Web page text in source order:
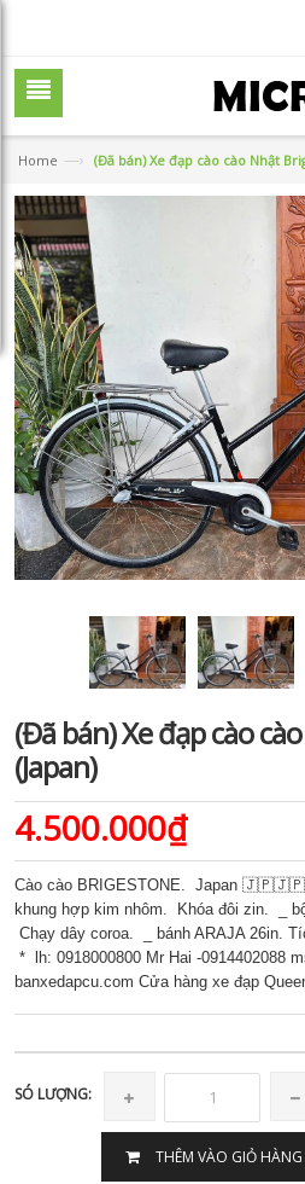
Home —› (Đã bán) Xe đạp cào cào Nhật
(Đã bán) Xe đạp cào
(Japan)
4.500.000₫
Cào cào BRIGESTONE. Japan
khung hợp kim nhôm. Khóa đôi zin. _
Chạy dây coroa. _ bánh ARAJA 26in.
* lh: 0918000800 Mr Hai -0914402088
banxedapcu.com Cửa hàng xe đạp
SÓ LƯỢNG:
THÊM VÀO GIỎ HÀNG